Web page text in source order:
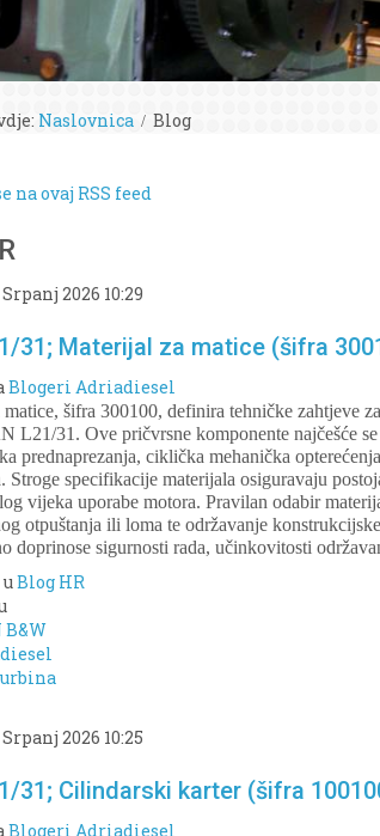
Naslovnica Blog
na ovaj RSS feed
2026 10:29
31; Materijal za matice (šifra
Blogeri Adriadiesel
šifra 300100, definira tehničke zahtjeve
L21/31. Ove pričvrsne komponente najčešće
prednaprezanja, ciklička mehanička
Stroge specifikacije materijala osiguravaju
vijeka uporabe motora. Pravilan odabir
otpuštanja ili loma te održavanje
doprinose sigurnosti rada, učinkovitosti
Blog HR
B&W
2026 10:25
31; Cilindarski karter (šifra
Blogeri Adriadiesel